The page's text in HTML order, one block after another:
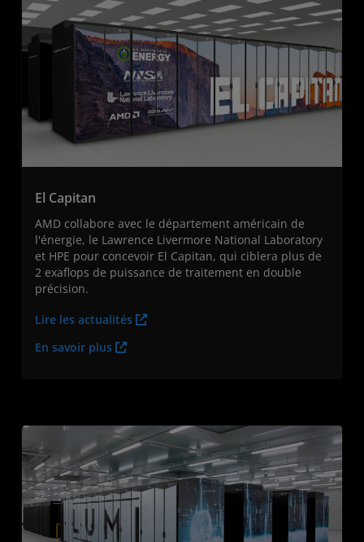
El Capitan
AMD collabore avec le département américain de
l'énergie, le Lawrence Livermore National Laboratory
et HPE pour concevoir El Capitan, qui ciblera plus de
2 exaflops de puissance de traitement en double
précision.
Lire les actualités
En savoir plus